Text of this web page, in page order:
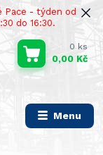
Pace - týden od
do 16:30.
Menu
0 ks
0,00 Kč